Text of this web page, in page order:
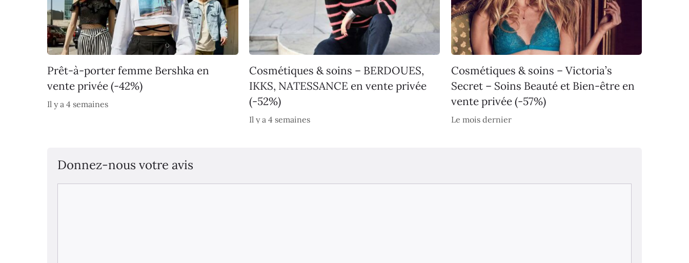
Prêt-à-porter femme Bershka en
vente privée (-42%)
Il y a 4 semaines
Cosmétiques & soins – BERDOUES,
IKKS, NATESSANCE en vente privée
(-52%)
Il y a 4 semaines
Cosmétiques & soins – Victoria’s
Secret – Soins Beauté et Bien-être en
vente privée (-57%)
Le mois dernier
Donnez-nous votre avis